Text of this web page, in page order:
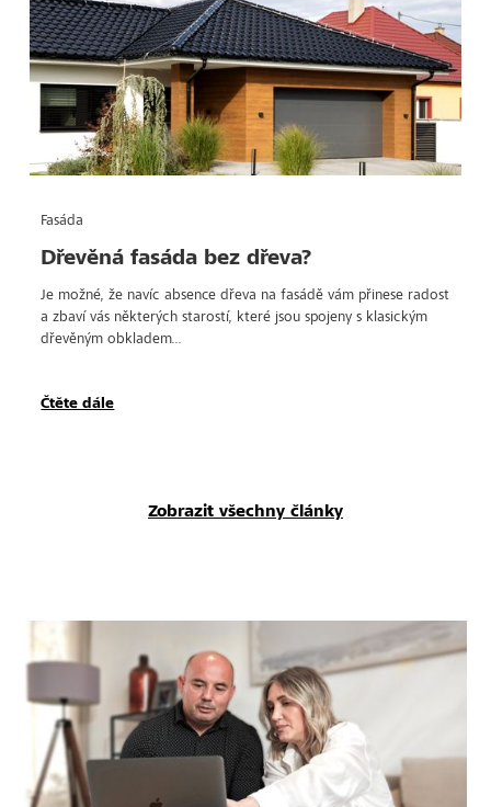
Fasáda
Dřevěná fasáda bez dřeva?
Je možné, že navíc absence dřeva na fasádě vám přinese radost
a zbaví vás některých starostí, které jsou spojeny s klasickým
dřevěným obkladem...
Čtěte dále
Zobrazit všechny články